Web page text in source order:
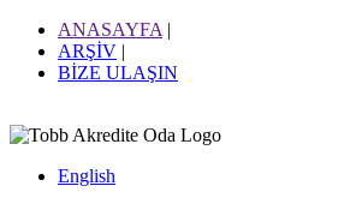
ANASAYFA |
ARŞİV |
BİZE ULAŞIN
English